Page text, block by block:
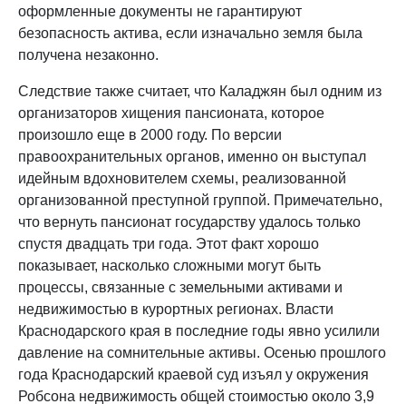
оформленные документы не гарантируют
безопасность актива, если изначально земля была
получена незаконно.
Следствие также считает, что Каладжян был одним из
организаторов хищения пансионата, которое
произошло еще в 2000 году. По версии
правоохранительных органов, именно он выступал
идейным вдохновителем схемы, реализованной
организованной преступной группой. Примечательно,
что вернуть пансионат государству удалось только
спустя двадцать три года. Этот факт хорошо
показывает, насколько сложными могут быть
процессы, связанные с земельными активами и
недвижимостью в курортных регионах. Власти
Краснодарского края в последние годы явно усилили
давление на сомнительные активы. Осенью прошлого
года Краснодарский краевой суд изъял у окружения
Робсона недвижимость общей стоимостью около 3,9